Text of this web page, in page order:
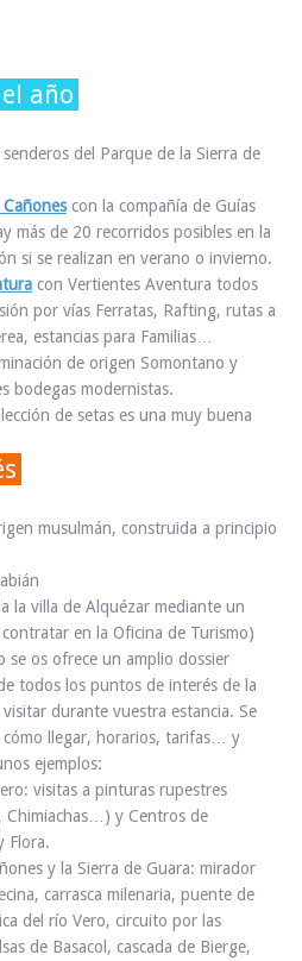
año
del Parque de la Sierra de
con la compañía de Guías
más de 20 recorridos posibles en la
si se realizan en verano o invierno.
con Vertientes Aventura todos
por vías Ferratas, Rafting, rutas a
estancias para Familias…
de origen Somontano y
bodegas modernistas.
de setas es una muy buena
musulmán, construida a principio
la villa de Alquézar mediante un
en la Oficina de Turismo)
se os ofrece un amplio dossier
todos los puntos de interés de la
durante vuestra estancia. Se
cómo llegar, horarios, tarifas… y
ejemplos:
visitas a pinturas rupestres
Chimiachas…) y Centros de
Flora.
y la Sierra de Guara: mirador
carrasca milenaria, puente de
del río Vero, circuito por las
de Basacol, cascada de Bierge,